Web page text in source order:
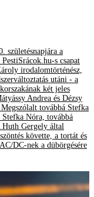
születésnapjára a
s csapat
irodalomtörténész,
utáni - a
két jeles
Andrea és Dézsy
továbbá Stefka
Nóra, továbbá
Huth Gergely által
követte, a tortát és
DC-nek a dübörgésére